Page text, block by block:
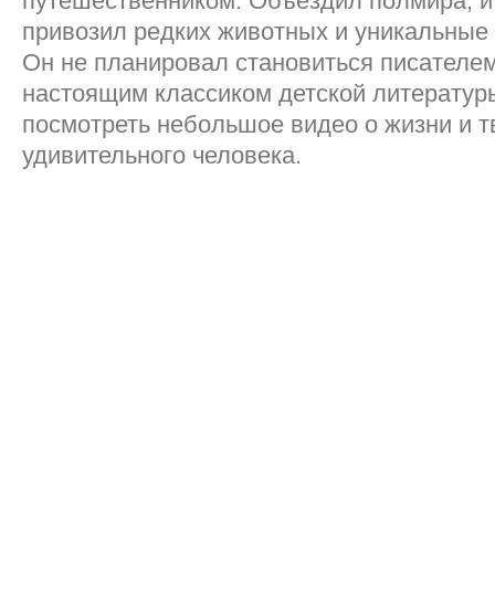
привозил редких животных и уникальные
Он не планировал становиться
настоящим классиком детской
посмотреть небольшое видео о жизни и
удивительного человека.